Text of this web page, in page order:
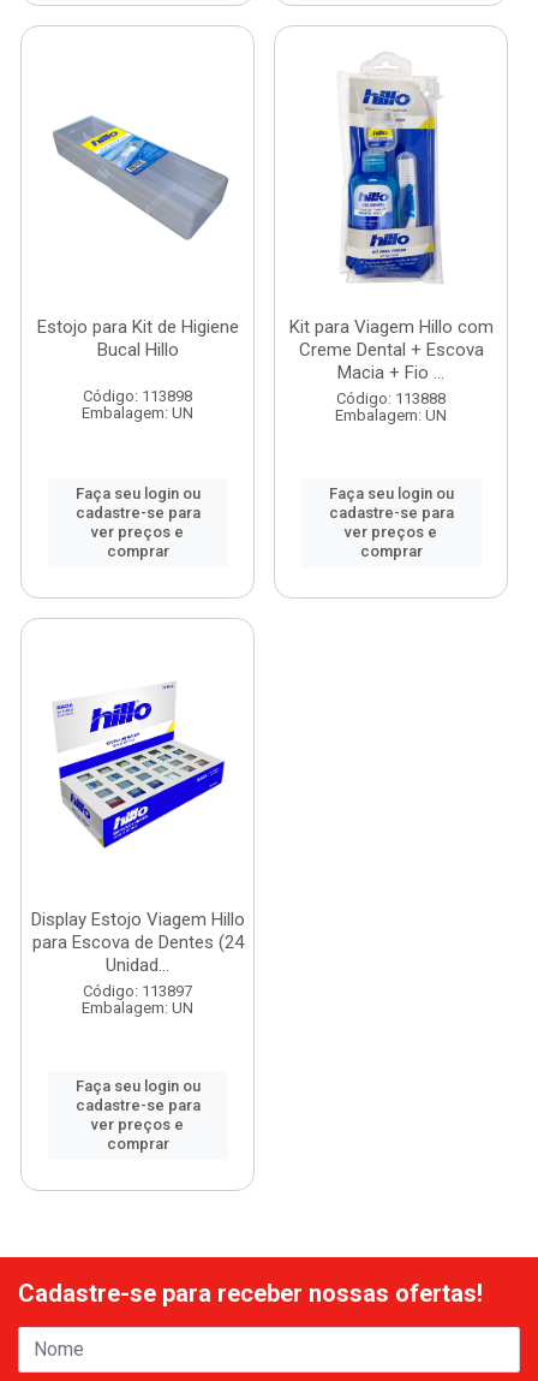
Estojo para Kit de Higiene
Bucal Hillo
Código: 113898
Embalagem: UN
Faça seu login ou
cadastre-se para
ver preços e
comprar
Kit para Viagem Hillo com
Creme Dental + Escova
Macia + Fio ...
Código: 113888
Embalagem: UN
Faça seu login ou
cadastre-se para
ver preços e
comprar
Display Estojo Viagem Hillo
para Escova de Dentes (24
Unidad...
Código: 113897
Embalagem: UN
Faça seu login ou
cadastre-se para
ver preços e
comprar
Cadastre-se para receber nossas ofertas!